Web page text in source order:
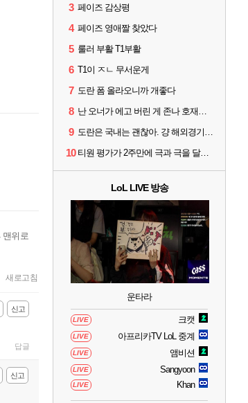
맨위로
새로고침
신고
답글
신고
3 페이즈 감상평
4 페이즈 영애짤 찾았다
5 룰러 부활 T1부활
6 T1이 ㅈㄴ 무서운게
7 도란 폼 올라오니까 개좋다
8 난 오너가 에고 버린 게 존나 호재라고 봄
9 도란은 국내는 괜찮아. 걍 해외경기가 개 쓰레기라 그래
10 티원 평가가 2주만에 극과 극을 달리고 있네
LoL LIVE 방송
운타라
LIVE 크캣
LIVE 아프리카TV LoL 중계
LIVE 앰비션
LIVE Sangyoon
LIVE Khan